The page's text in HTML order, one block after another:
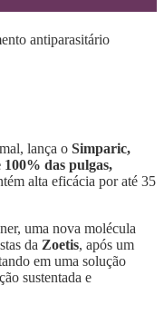
antiparasitário
lança o Simparic,
100% das pulgas,
alta eficácia por até 35
uma nova molécula
da Zoetis, após um
em uma solução
sustentada e